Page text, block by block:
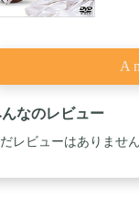
なのレビュー
レビューはありません